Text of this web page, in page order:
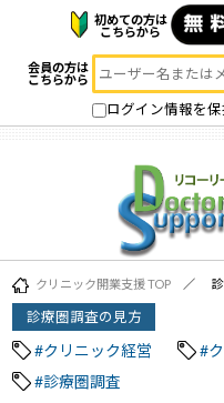
初めての方は
こちらから
会員の方は
こちらから
ログイン情報を
クリニック開業支援 TOP
診療圏調査の見方
#クリニック経営
#
#診療圏調査